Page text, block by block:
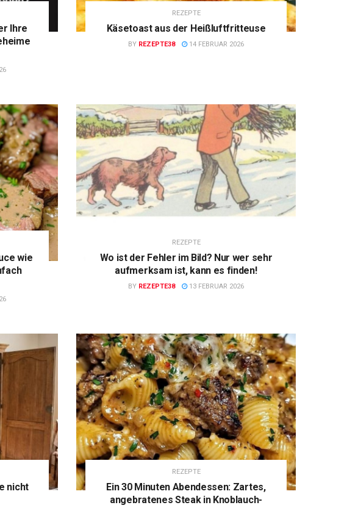
Ihre
REZEPTE
Käsetoast aus der Heißluftfritteuse
BY REZEPTE38 14 FEBRUAR 2026
wie
REZEPTE
Wo ist der Fehler im Bild? Nur wer sehr
aufmerksam ist, kann es finden!
BY REZEPTE38 13 FEBRUAR 2026
nicht
REZEPTE
Ein 30 Minuten Abendessen: Zartes,
angebratenes Steak in Knoblauch-